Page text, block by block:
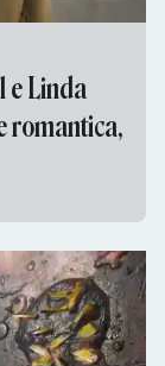
e Linda
romantica,